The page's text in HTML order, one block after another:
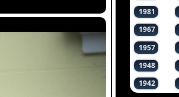
1981
1967
1957
1948
1942